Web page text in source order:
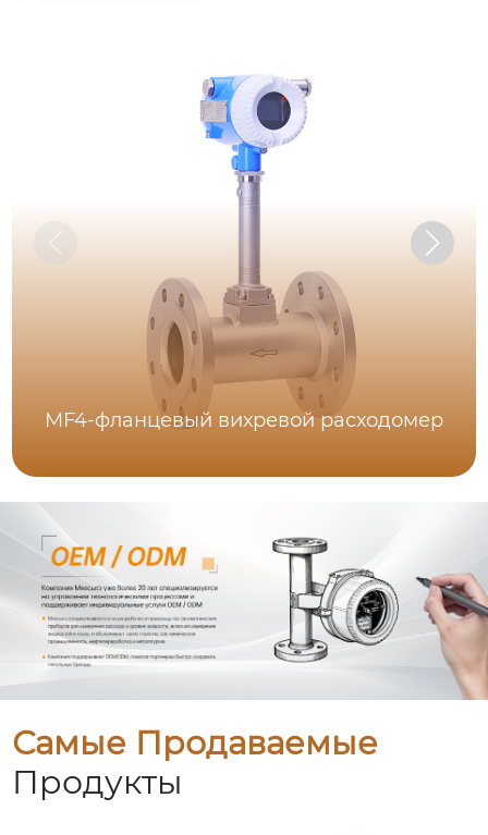
MF4-фланцевый вихревой расходомер
Самые Продаваемые
Продукты